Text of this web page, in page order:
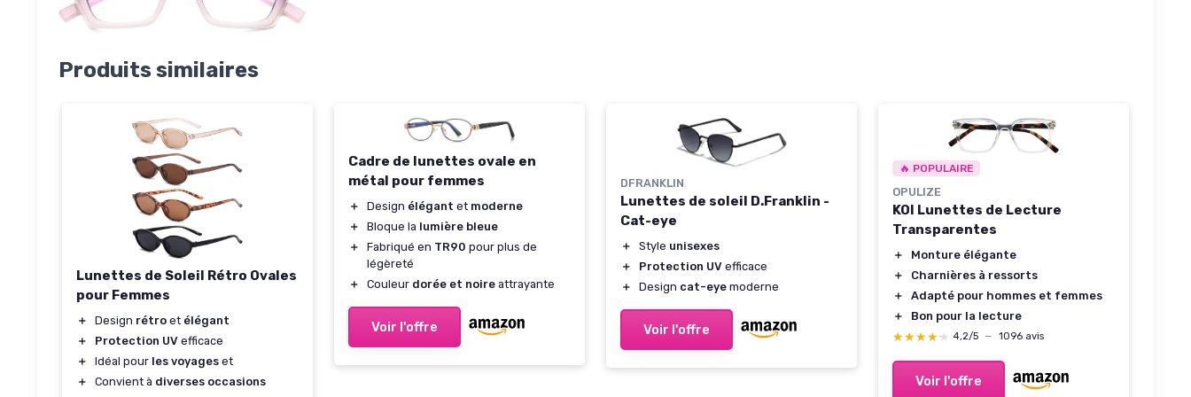
Produits similaires
Lunettes de Soleil Rétro Ovales
pour Femmes
＋ Design rétro et élégant
＋
Protection UV efficace
＋
Idéal pour les voyages et
＋
Convient à diverses occasions
Cadre de lunettes ovale en
métal pour femmes
＋ Design élégant et moderne
＋
Bloque la lumière bleue
＋
Fabriqué en TR90 pour plus de
légèreté
＋
Couleur dorée et noire attrayante
Voir l'offre
DFRANKLIN
Lunettes de soleil D.Franklin -
Cat-eye
＋ Style unisexes
＋
Protection UV efficace
＋
Design cat-eye moderne
Voir l'offre
🔥 POPULAIRE
OPULIZE
KOI Lunettes de Lecture
Transparentes
＋
Monture élégante
＋
Charnières à ressorts
＋
Adapté pour hommes et femmes
＋
Bon pour la lecture
★★★★★
★★★★★ 4,2/5 — 1096 avis
Voir l'offre